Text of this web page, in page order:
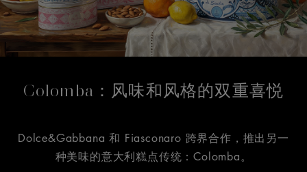
Colomba：风味和风格的双重喜悦
Dolce&Gabbana 和 Fiasconaro 跨界合作，推出另一
种美味的意大利糕点传统：Colomba。